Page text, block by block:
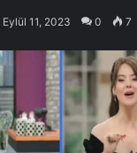
Eylül 11, 2023 0 7